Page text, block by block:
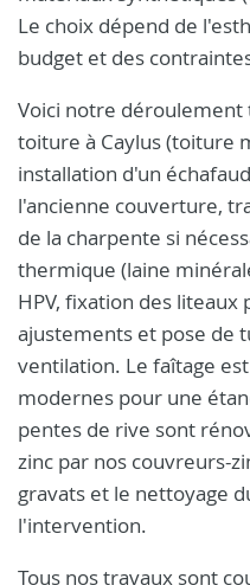
Le choix dépend de
budget et des
Voici notre
toiture à Caylus (toiture
installation d'un
l'ancienne couverture,
de la charpente si
thermique (laine
HPV, fixation des liteaux
ajustements et pose de
ventilation. Le faîtage
modernes pour une
pentes de rive sont
zinc par nos couvreurs-
gravats et le nettoyage
l'intervention.
Tous nos travaux sont